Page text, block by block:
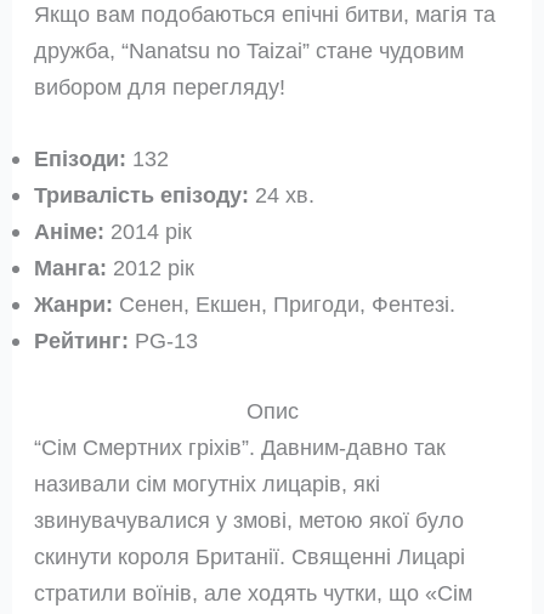
Якщо вам подобаються епічні битви, магія та
дружба, “Nanatsu no Taizai” стане чудовим
вибором для перегляду!
Епізоди: 132
Тривалість епізоду: 24 хв.
Аніме: 2014 рік
Манга: 2012 рік
Жанри: Сенен, Екшен, Пригоди, Фентезі.
Рейтинг: PG-13
Опис
“Сім Смертних гріхів”. Давним-давно так
називали сім могутніх лицарів, які
звинувачувалися у змові, метою якої було
скинути короля Британії. Священні Лицарі
стратили воїнів, але ходять чутки, що «Сім